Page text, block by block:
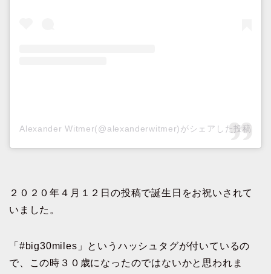
Alexander Witmer(@alexanderwitmer)がシェアした投稿
２０２０年４月１２日の投稿で誕生日をお祝いされて
いました。
「#big30miles」というハッシュタグが付いているの
で、この時３０歳になったのではないかと思われま